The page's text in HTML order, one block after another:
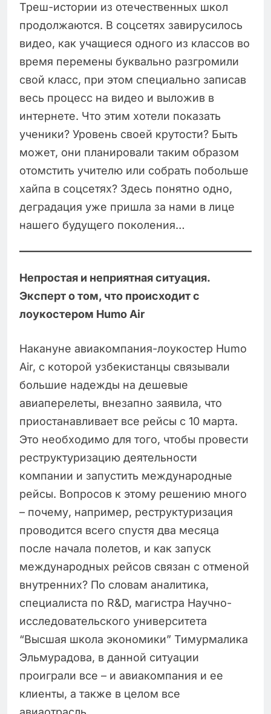
Треш-истории из отечественных школ
продолжаются. В соцсетях завирусилось
видео, как учащиеся одного из классов во
время перемены буквально разгромили
свой класс, при этом специально записав
весь процесс на видео и выложив в
интернете. Что этим хотели показать
ученики? Уровень своей крутости? Быть
может, они планировали таким образом
отомстить учителю или собрать побольше
хайпа в соцсетях? Здесь понятно одно,
деградация уже пришла за нами в лице
нашего будущего поколения…
Непростая и неприятная ситуация.
Эксперт о том, что происходит с
лоукостером Humo Air
Накануне авиакомпания-лоукостер Humo
Air, с которой узбекистанцы связывали
большие надежды на дешевые
авиаперелеты, внезапно заявила, что
приостанавливает все рейсы с 10 марта.
Это необходимо для того, чтобы провести
реструктуризацию деятельности
компании и запустить международные
рейсы. Вопросов к этому решению много
– почему, например, реструктуризация
проводится всего спустя два месяца
после начала полетов, и как запуск
международных рейсов связан с отменой
внутренних? По словам аналитика,
специалиста по R&D, магистра Научно-
исследовательского университета
“Высшая школа экономики” Тимурмалика
Эльмурадова, в данной ситуации
проиграли все – и авиакомпания и ее
клиенты, а также в целом все